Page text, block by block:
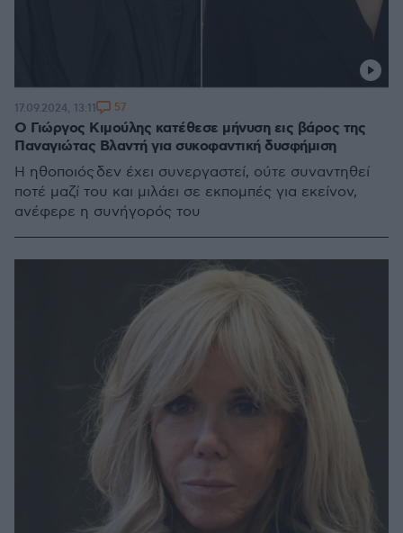
Ο Γιώργος Κιμούλης κατέθεσε μήνυση εις βάρος της
Παναγιώτας Βλαντή για συκοφαντική δυσφήμιση
Η ηθοποιός δεν έχει συνεργαστεί, ούτε συναντηθεί
ποτέ μαζί του και μιλάει σε εκπομπές για εκείνον,
ανέφερε η συνήγορός του
17.09.2024, 13:11 57